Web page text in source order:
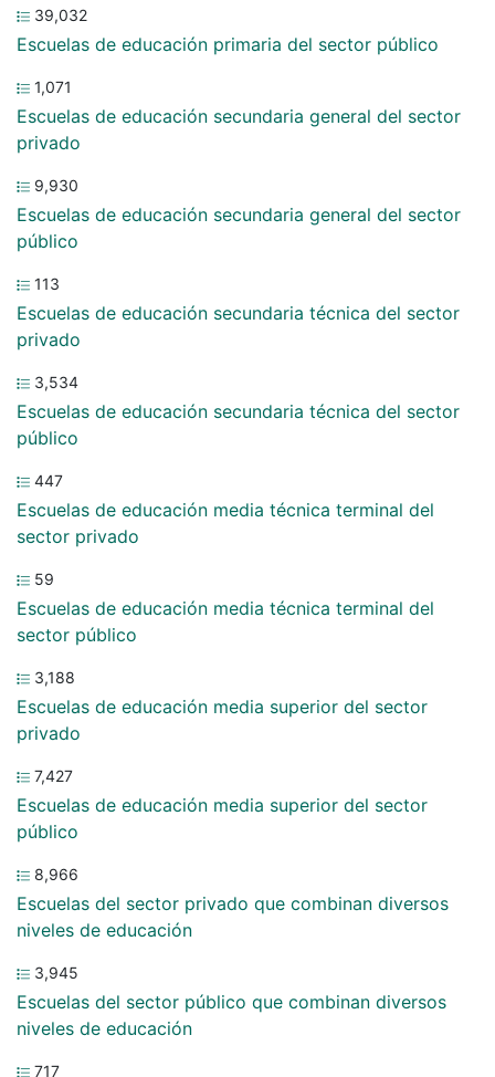
39,032
Escuelas de educación primaria del sector público
1,071
Escuelas de educación secundaria general del sector
privado
9,930
Escuelas de educación secundaria general del sector
público
113
Escuelas de educación secundaria técnica del sector
privado
3,534
Escuelas de educación secundaria técnica del sector
público
447
Escuelas de educación media técnica terminal del
sector privado
59
Escuelas de educación media técnica terminal del
sector público
3,188
Escuelas de educación media superior del sector
privado
7,427
Escuelas de educación media superior del sector
público
8,966
Escuelas del sector privado que combinan diversos
niveles de educación
3,945
Escuelas del sector público que combinan diversos
niveles de educación
717